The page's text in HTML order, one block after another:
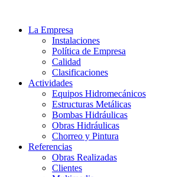
La Empresa
Instalaciones
Política de Empresa
Calidad
Clasificaciones
Actividades
Equipos Hidromecánicos
Estructuras Metálicas
Bombas Hidráulicas
Obras Hidráulicas
Chorreo y Pintura
Referencias
Obras Realizadas
Clientes